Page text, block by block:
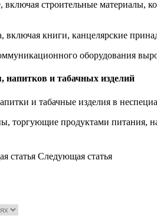
включая строительные
включая книги, канцелярские
оборудования
напитков и табачных изделий
и табачные изделия в
торгующие продуктами питания,
статья Следующая статья